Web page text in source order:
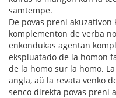
samtempe.
De povas preni
komplementon de verba
enkondukas agentan
ekspluatado de la homon
de la homo sur la homo.
angla, aŭ la revata venko
senco direkta povas preni